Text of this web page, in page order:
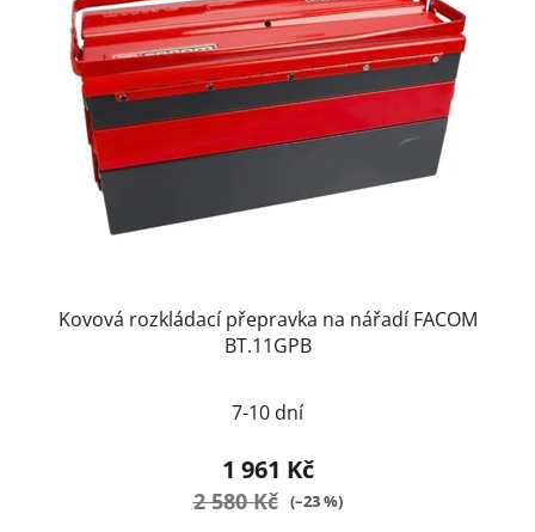
Kovová rozkládací přepravka na nářadí FACOM
BT.11GPB
hodnocení
produktu
je
7-10 dní
1 961 Kč
2 580 Kč (–23 %)